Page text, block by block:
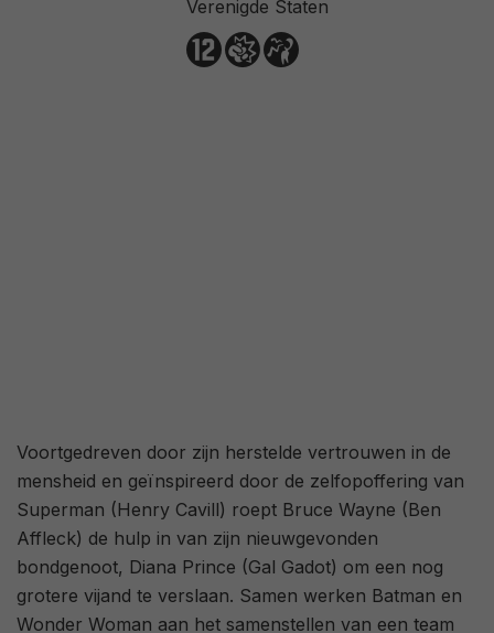
2,8/ 892
Verenigde Staten
Voortgedreven door zijn herstelde vertrouwen in de
mensheid en geïnspireerd door de zelfopoffering van
Superman (Henry Cavill) roept Bruce Wayne (Ben
Affleck) de hulp in van zijn nieuwgevonden
bondgenoot, Diana Prince (Gal Gadot) om een nog
grotere vijand te verslaan. Samen werken Batman en
Wonder Woman aan het samenstellen van een team